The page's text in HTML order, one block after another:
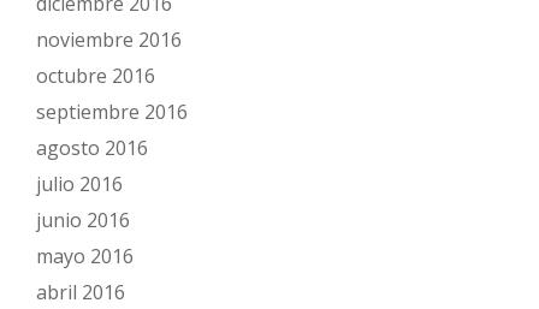
noviembre 2016
octubre 2016
septiembre 2016
agosto 2016
julio 2016
junio 2016
mayo 2016
abril 2016